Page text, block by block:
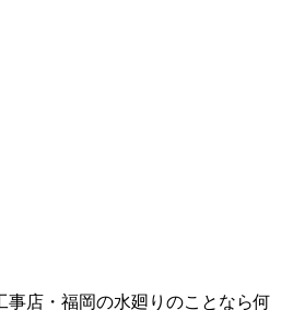
事店・福岡の水廻りのことなら何